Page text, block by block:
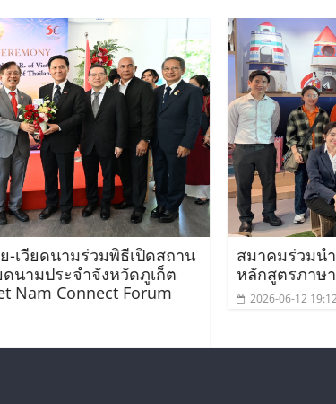
สมาคมร่วมนำนักศึกษาเวียดนามโครงการ
หลักสูตรภาษาอังกฤษเร่งรัดศึกษาดูงาน
2026-06-12 19:12:38